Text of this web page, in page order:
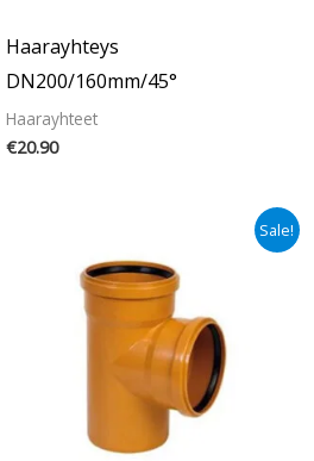
Haarayhteys
DN200/160mm/45°
Haarayhteet
€20.90
Sale!
oli:
€25.60.
on:
€20.90.